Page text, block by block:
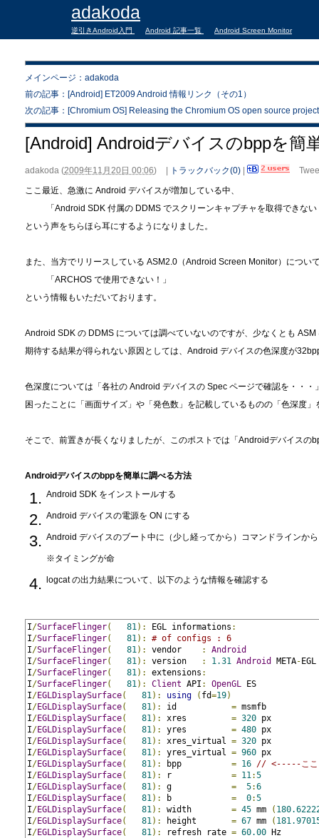
adakoda
逆引きAndroid入門 Android 記事一覧 Android Screen Monitor
メインページ：adakoda
前の記事：[Android] ET2009 Android 情報リンク（その1）
次の記事：[Chromium OS] Releasing the Chromium OS open source project
[Android] Androidデバイスのbppを簡
adakoda (2009年11月20日 00:06) トラックバック(0)
ここ最近、急激に Android デバイスが増加している中、
「Android SDK 付属の DDMS でスクリーンキャプチャを取得できない
という声をちらほら耳にするようになりました。
また、当方でリリースしている ASM2.0（Android Screen Monitor）につい
「ARCHOS で使用できない！」
という情報もいただいております。
Android SDK の DDMS については調べていないのですが、少なくとも
期待する結果が得られない原因としては、Android デバイスの色深度が
色深度については「各社の Android デバイスの Spec ページで確認を・・・
困ったことに「画面サイズ」や「発色数」を記載しているものの「色深度
そこで、前置きが長くなりましたが、このポストでは「Androidデバイスの
Androidデバイスのbppを簡単に調べる方法
Android SDK をインストールする
Android デバイスの電源を ON にする
Android デバイスのブート中に（少し経ってから）コマンドラインか
※タイミングが命
logcat の出力結果について、以下のような情報を確認する
I/SurfaceFlinger( 81 ): EGL informations :
I/SurfaceFlinger( 81 ):
# of configs : 6
I/SurfaceFlinger( 81 ): vendor :
Android
I/SurfaceFlinger( 81 ): version : 1.31 Android META-EGL
I/SurfaceFlinger( 81 ): extensions :
I/SurfaceFlinger( 81 ): Client API : OpenGL
ES
I/EGLDisplaySurface( 81 ): using ( fd=19)
I/EGLDisplaySurface( 81 ): id = msmfb
I/EGLDisplaySurface( 81 ): xres = 320 px
I/EGLDisplaySurface( 81 ): yres = 480 px
I/EGLDisplaySurface( 81 ): xres_virtual = 320 px
I/EGLDisplaySurface( 81 ): yres_virtual = 960 px
I/EGLDisplaySurface( 81 ): bpp = 16 // <-----ここ
I/EGLDisplaySurface( 81 ): r = 11 :5
I/EGLDisplaySurface( 81 ): g = 5:6
I/EGLDisplaySurface( 81 ): b = 0:5
I/EGLDisplaySurface( 81 ): width = 45 mm (
I/EGLDisplaySurface( 81 ): height = 67 mm (
I/EGLDisplaySurface( 81 ): refresh rate = 60.00 Hz